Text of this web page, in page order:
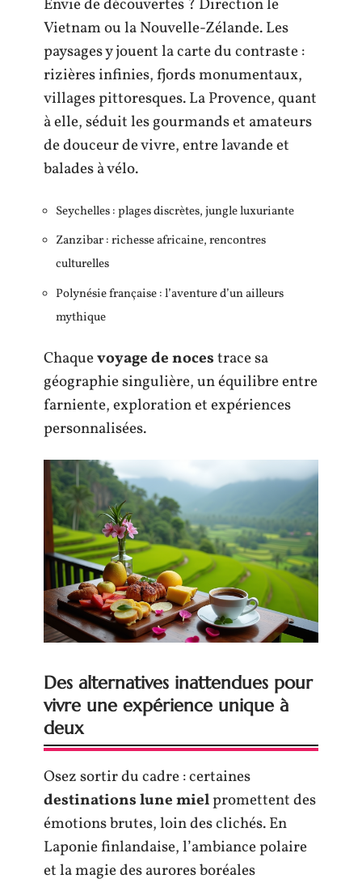
Envie de découvertes ? Direction le
Vietnam ou la Nouvelle-Zélande. Les
paysages y jouent la carte du contraste :
rizières infinies, fjords monumentaux,
villages pittoresques. La Provence, quant
à elle, séduit les gourmands et amateurs
de douceur de vivre, entre lavande et
balades à vélo.
Seychelles : plages discrètes, jungle luxuriante
Zanzibar : richesse africaine, rencontres
culturelles
Polynésie française : l’aventure d’un ailleurs
mythique
Chaquevoyage de nocestrace sa
géographie singulière, un équilibre entre
farniente, exploration et expériences
personnalisées.
Des alternatives inattendues pour
vivre une expérience unique à
deux
Osez sortir du cadre : certaines
destinations lune mielpromettent des
émotions brutes, loin des clichés. En
Laponie finlandaise, l’ambiance polaire
et la magie des aurores boréales